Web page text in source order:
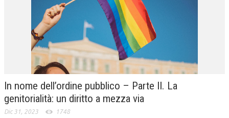
In nome dell’ordine pubblico – Parte II. La
genitorialità: un diritto a mezza via
Dic 31, 2023 1748